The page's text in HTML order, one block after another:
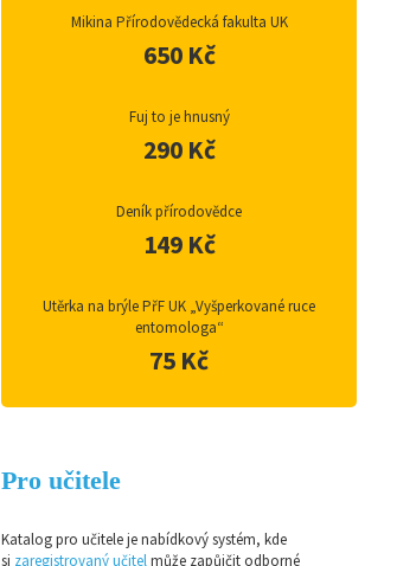
Mikina Přírodovědecká fakulta UK
650 Kč
Fuj to je hnusný
290 Kč
Deník přírodovědce
149 Kč
Utěrka na brýle PřF UK „Vyšperkované ruce
entomologa“
75 Kč
Pro učitele
Katalog pro učitele je nabídkový systém, kde
si zaregistrovaný učitelmůže zapůjčit odborné